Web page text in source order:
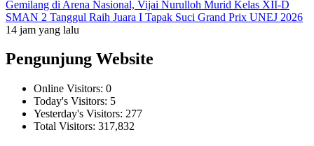
Gemilang di Arena Nasional, Vijai Nurulloh Murid Kelas XII-D
SMAN 2 Tanggul Raih Juara I Tapak Suci Grand Prix UNEJ 2026
14 jam yang lalu
Pengunjung Website
Online Visitors: 0
Today's Visitors: 5
Yesterday's Visitors: 277
Total Visitors: 317,832